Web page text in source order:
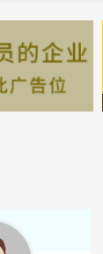
际老年公寓有限